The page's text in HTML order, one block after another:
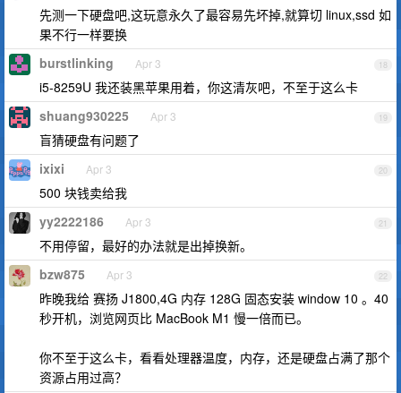
先测一下硬盘吧,这玩意永久了最容易先坏掉,就算切 linux,ssd 如
果不行一样要换
18
burstlinking Apr 3
i5-8259U 我还装黑苹果用着，你这清灰吧，不至于这么卡
19
shuang930225 Apr 3
盲猜硬盘有问题了
20
ixixi Apr 3
500 块钱卖给我
21
yy2222186 Apr 3
不用停留，最好的办法就是出掉换新。
22
bzw875 Apr 3
昨晚我给 赛扬 J1800,4G 内存 128G 固态安装 window 10 。40
秒开机，浏览网页比 MacBook M1 慢一倍而已。
你不至于这么卡，看看处理器温度，内存，还是硬盘占满了那个
资源占用过高？